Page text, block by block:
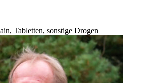
Tabletten, sonstige Drogen